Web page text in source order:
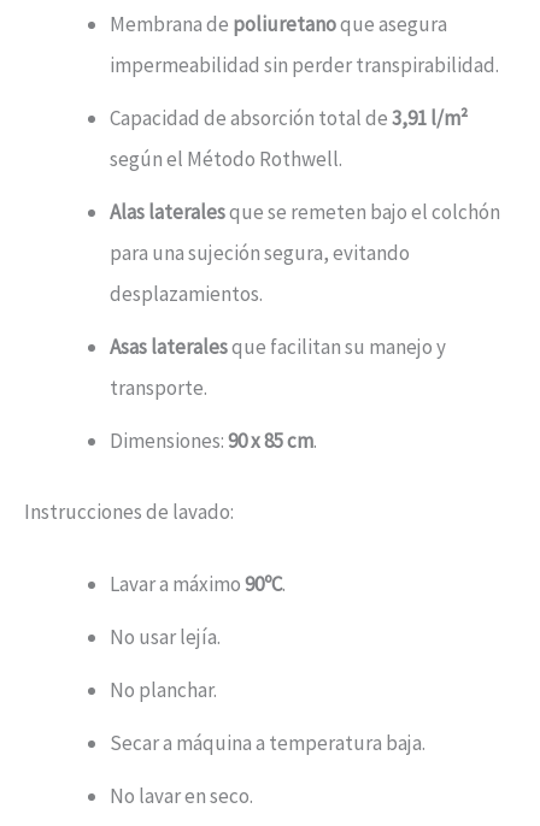
Membrana de poliuretanoque asegura
impermeabilidad sin perder transpirabilidad.
Capacidad de absorción total de3,91 l/m²
según el Método Rothwell.
Alas lateralesque se remeten bajo el colchón
para una sujeción segura, evitando
desplazamientos.
Asas lateralesque facilitan su manejo y
transporte.
Dimensiones:90 x 85 cm.
Instrucciones de lavado:
Lavar a máximo90ºC.
No usar lejía.
No planchar.
Secar a máquina a temperatura baja.
No lavar en seco.